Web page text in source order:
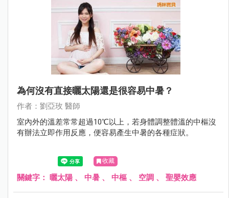
為何沒有直接曬太陽還是很容易中暑？
作者：劉亞玫 醫師
室內外的溫差常常超過10℃以上，若身體調整體溫的中樞沒
有辦法立即作用反應，便容易產生中暑的各種症狀。
收藏
關鍵字： 曬太陽 、 中暑 、 中樞 、 空調 、 聖嬰效應